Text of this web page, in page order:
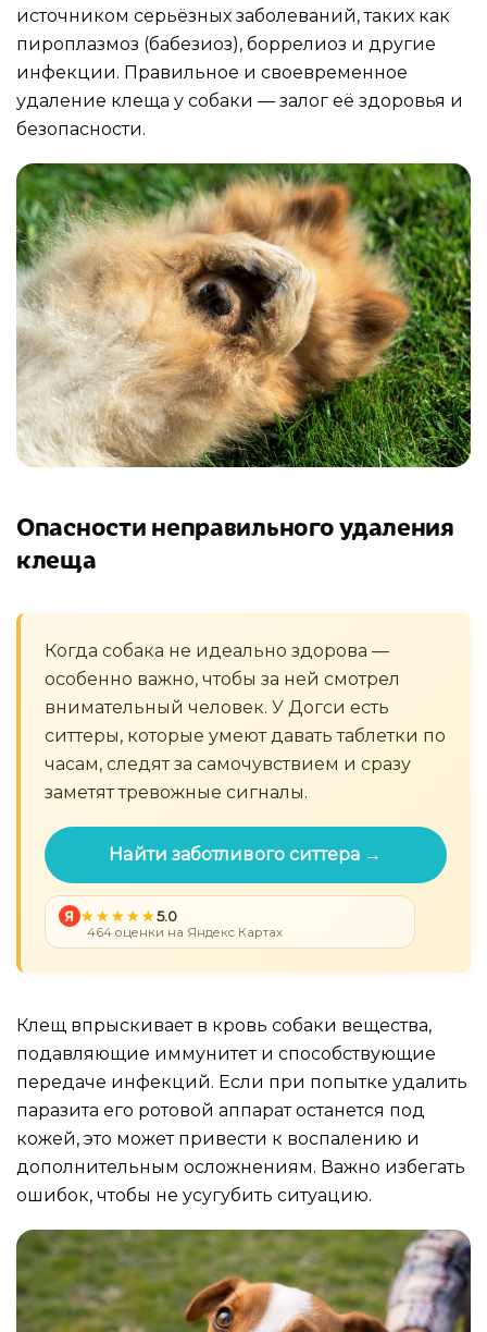
источником серьёзных заболеваний, таких как
пироплазмоз (бабезиоз), боррелиоз и другие
инфекции. Правильное и своевременное
удаление клеща у собаки — залог её здоровья и
безопасности.
Опасности неправильного удаления
клеща
Когда собака не идеально здорова —
особенно важно, чтобы за ней смотрел
внимательный человек. У Догси есть
ситтеры, которые умеют давать таблетки по
часам, следят за самочувствием и сразу
заметят тревожные сигналы.
Найти заботливого ситтера →
Я 5.0
464 оценки на Яндекс Картах
Клещ впрыскивает в кровь собаки вещества,
подавляющие иммунитет и способствующие
передаче инфекций. Если при попытке удалить
паразита его ротовой аппарат останется под
кожей, это может привести к воспалению и
дополнительным осложнениям. Важно избегать
ошибок, чтобы не усугубить ситуацию.